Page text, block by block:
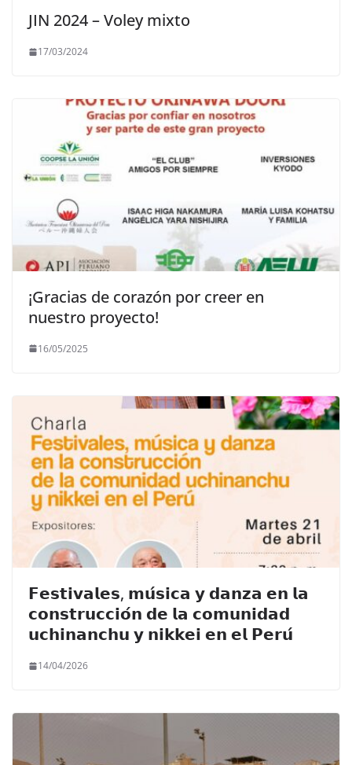
JIN 2024 – Voley mixto
17/03/2024
¡Gracias de corazón por creer en
nuestro proyecto!
16/05/2025
𝗙𝗲𝘀𝘁𝗶𝘃𝗮𝗹𝗲𝘀, 𝗺𝘂́𝘀𝗶𝗰𝗮 𝘆 𝗱𝗮𝗻𝘇𝗮 𝗲𝗻 𝗹𝗮
𝗰𝗼𝗻𝘀𝘁𝗿𝘂𝗰𝗰𝗶𝗼́𝗻 𝗱𝗲 𝗹𝗮 𝗰𝗼𝗺𝘂𝗻𝗶𝗱𝗮𝗱
𝘂𝗰𝗵𝗶𝗻𝗮𝗻𝗰𝗵𝘂 𝘆 𝗻𝗶𝗸𝗸𝗲𝗶 𝗲𝗻 𝗲𝗹 𝗣𝗲𝗿𝘂́
14/04/2026